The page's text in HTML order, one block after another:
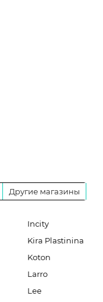
Другие магазины
Incity
Kira Plastinina
Koton
Larro
Lee